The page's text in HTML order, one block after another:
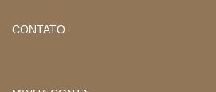
CONTATO